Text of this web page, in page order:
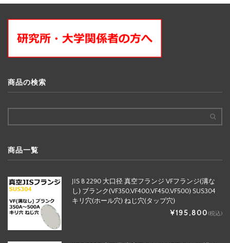
商品の検索
商品一覧
JIS B 2290 大口径 真空フランジ VFフランジ(溝な
し) ブランク(VF350,VF400,VF450,VF500) SUS304
キリ穴(ホール穴) ねじ穴(タップ穴)
¥195,800(税込)